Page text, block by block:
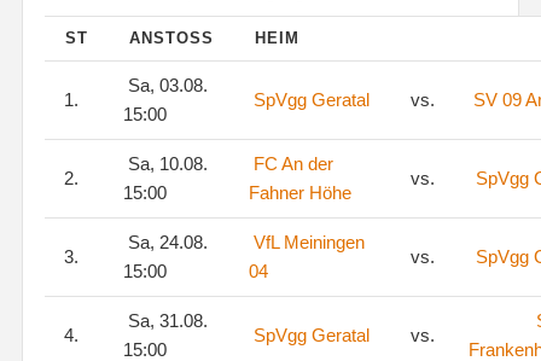
ST ANSTOSS HEIM
1.
Sa, 03.08.
15:00
SpVgg Geratal vs. SV 09
2.
Sa, 10.08.
15:00
FC An der
Fahner Höhe
vs. SpVgg
3.
Sa, 24.08.
15:00
VfL Meiningen
04
vs. SpVgg
4.
Sa, 31.08.
15:00
SpVgg Geratal vs.